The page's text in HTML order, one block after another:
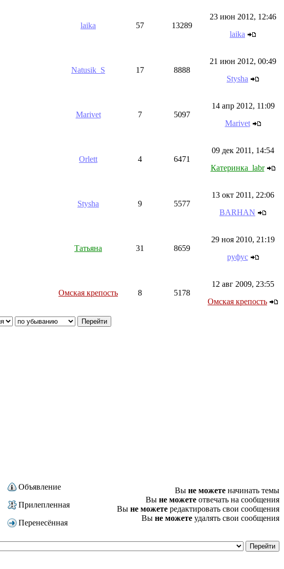
laika 57 13289
23 июн 2012, 12:46
laika
Natusik_S 17 8888
21 июн 2012, 00:49
Stysha
Marivet 7 5097
14 апр 2012, 11:09
Marivet
Orlett 4 6471
09 дек 2011, 14:54
Катеринка_labr
Stysha 9 5577
13 окт 2011, 22:06
BARHAN
Татьяна 31 8659
29 ноя 2010, 21:19
руфус
Омская крепость 8 5178
12 авг 2009, 23:55
Омская крепость
Объявление
Прилепленная
Перенесённая
Вы не можете начинать темы
Вы не можете отвечать на сообщения
Вы не можете редактировать свои сообщения
Вы не можете удалять свои сообщения